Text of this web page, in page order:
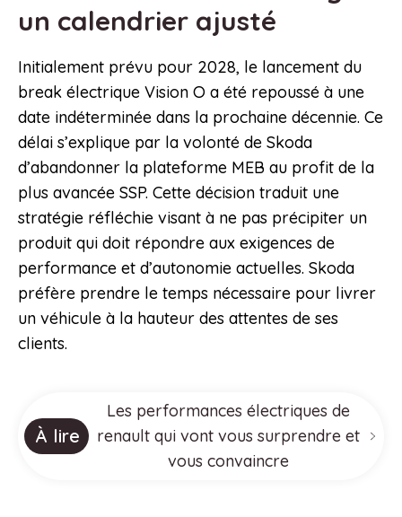
un calendrier ajusté
Initialement prévu pour 2028, le lancement du
break électrique Vision O a été repoussé à une
date indéterminée dans la prochaine décennie. Ce
délai s’explique par la volonté de Skoda
d’abandonner la plateforme MEB au profit de la
plus avancée SSP. Cette décision traduit une
stratégie réfléchie visant à ne pas précipiter un
produit qui doit répondre aux exigences de
performance et d’autonomie actuelles. Skoda
préfère prendre le temps nécessaire pour livrer
un véhicule à la hauteur des attentes de ses
clients.
À lire
Les performances électriques de
renault qui vont vous surprendre et
vous convaincre